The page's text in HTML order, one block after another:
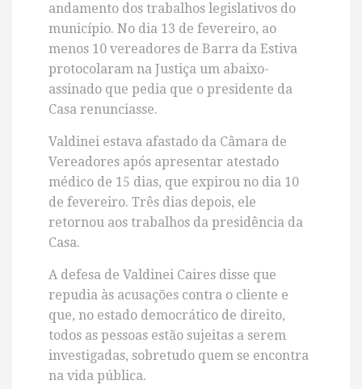
andamento dos trabalhos legislativos do
município. No dia 13 de fevereiro, ao
menos 10 vereadores de Barra da Estiva
protocolaram na Justiça um abaixo-
assinado que pedia que o presidente da
Casa renunciasse.
Valdinei estava afastado da Câmara de
Vereadores após apresentar atestado
médico de 15 dias, que expirou no dia 10
de fevereiro. Três dias depois, ele
retornou aos trabalhos da presidência da
Casa.
A defesa de Valdinei Caires disse que
repudia às acusações contra o cliente e
que, no estado democrático de direito,
todos as pessoas estão sujeitas a serem
investigadas, sobretudo quem se encontra
na vida pública.